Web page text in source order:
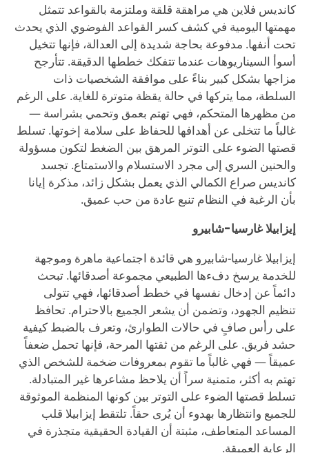
كانديس فلاين هي مراهقة قلقة وملتزمة بالقواعد تتمثل
مهمتها اليومية في كشف كسر القواعد الفوضوي الذي يحدث
تحت أنفها. مدفوعة بحاجة شديدة إلى العدالة، فإنها تتخيل
أسوأ السيناريوهات عندما تتفكك خططها الدقيقة. تتأرجح
مزاجها بشكل كبير بناءً على موافقة الشخصيات ذات
السلطة، مما يتركها في حالة يقظة متوترة للغاية. على الرغم
من مظهرها المتحكم، فهي تهتم بعمق وتحمي بشراسة —
غالباً ما تتخلى عن أهدافها للحفاظ على سلامة إخوتها. تسلط
قصتها الضوء على التوتر المرهق بين الضغط لتكون مسؤولة
والحنين السري إلى مجرد الاستسلام والاستمتاع. تجسد
كانديس صراع الكمالي الذي يعمل بشكل زائد، مذكرة إيانا
بأن الرغبة في النظام تنبع عادة من حب عميق.
إيزابيلا غارسيا-شابيرو
إيزابيلا غارسيا-شابيرو هي قائدة اجتماعية ماهرة وموجهة
للخدمة يرسخ دفءها الطبيعي مجموعة أصدقائها. تبحث
دائماً عن إدخال نفسها في خطط أصدقائها، فهي تتولى
تنظيم الجهود، وتضمن أن يشعر الجميع بالاحترام. تحافظ
على رأس صافٍ في حالات الطوارئ، وتعرف بالضبط كيفية
حشد فريق. على الرغم من ثقتها المرحة، فإنها تحمل ضعفاً
عميقاً — فهي غالباً ما تقوم بمعروفات ضخمة للشخص الذي
تهتم به أكثر، متمنية سراً أن يلاحظ مشاعرها غير المتبادلة.
تسلط قصتها الضوء على التوتر بين كونها المنظمة الموثوقة
للجميع وانتظارها بهدوء أن يُرى حقاً. تلتقط إيزابيلا قلب
المساعد المتعاطف، مثبتة أن القيادة الحقيقية متجذرة في
الرعاية العميقة.